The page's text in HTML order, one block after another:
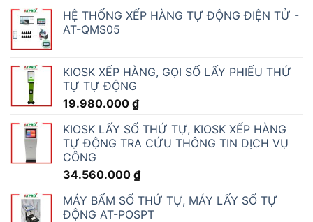
HỆ THỐNG XẾP HÀNG TỰ ĐỘNG ĐIỆN TỬ -
AT-QMS05
KIOSK XẾP HÀNG, GỌI SỐ LẤY PHIẾU THỨ
TỰ TỰ ĐỘNG
19.980.000 ₫
KIOSK LẤY SỐ THỨ TỰ, KIOSK XẾP HÀNG
TỰ ĐỘNG TRA CỨU THÔNG TIN DỊCH VỤ
CÔNG
34.560.000 ₫
MÁY BẤM SỐ THỨ TỰ, MÁY LẤY SỐ TỰ
ĐỘNG AT-POSPT